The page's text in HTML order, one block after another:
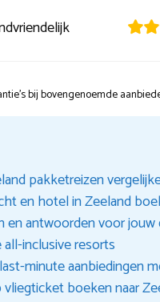
bij bovengenoemde
pakketreizen
en hotel in Zeeland
en antwoorden voor
inclusive resorts
minute aanbiedingen
boeken naar